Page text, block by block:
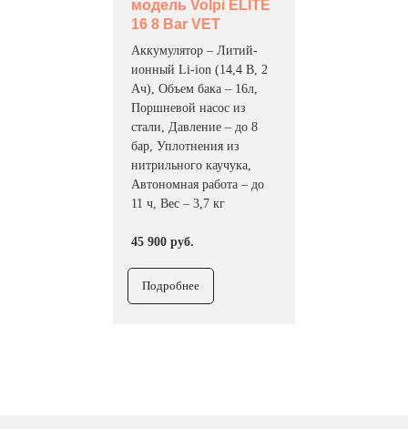
модель Volpi ELITE
16 8 Bar VET
Аккумулятор – Литий-
ионный Li-ion (14,4 В, 2
Ач), Объем бака – 16л,
Поршневой насос из
стали, Давление – до 8
бар, Уплотнения из
нитрильного каучука,
Автономная работа – до
11 ч, Вес – 3,7 кг
45 900 руб.
Подробнее